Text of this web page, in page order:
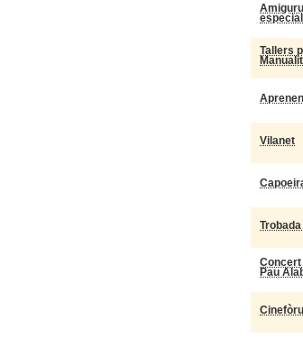
especial
Tallers
Vilanet
Concert
Pau